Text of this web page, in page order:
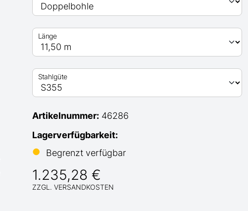
Länge
Stahlgüte
Artikelnummer: 46286
Lagerverfügbarkeit:
●
Begrenzt verfügbar
1.235,28 €
ZZGL. VERSANDKOSTEN